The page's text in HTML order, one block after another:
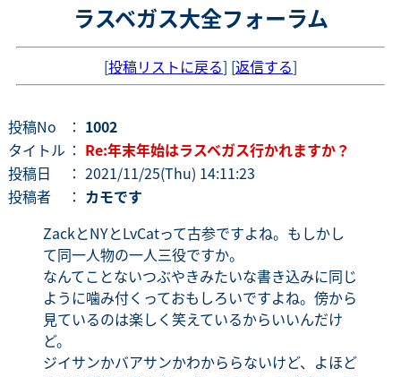
ラスベガス大全フォーラム
[投稿リストに戻る] [返信する]
投稿No ： 1002
タイトル ： Re:年末年始はラスベガス行かれますか？
投稿日
： 2021/11/25(Thu) 14:11:23
投稿者
： カモです
ZackとNYとLvCatって古参ですよね。もしかし
て同一人物の一人三役ですか。
なんてことないつぶやきみたいな書き込みに同じ
ように噛み付くっておもしろいですよね。傍から
見ているのは楽しく笑えているからいいんだけ
ど。
ジイサンかバアサンかわかららないけど、よほど